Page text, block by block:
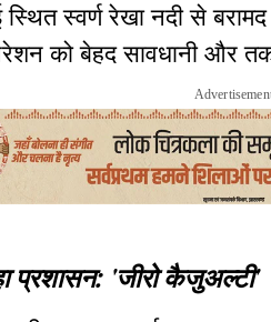
स्थित स्वर्ण रेखा नदी से
को बेहद सावधानी और
प्रशासन: 'जीरो कैजुअल्टी'